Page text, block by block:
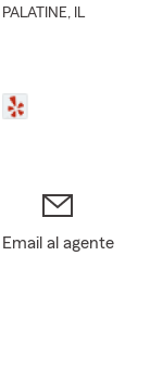
PALATINE, IL
Email al agente